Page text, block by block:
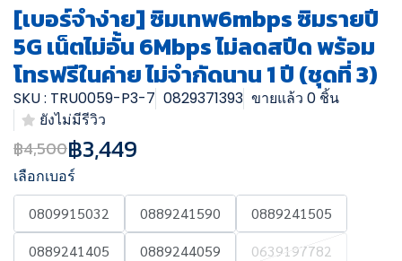
[เบอร์จำง่าย] ซิมเทพ6mbps ซิมรายปี
5G เน็ตไม่อั้น 6Mbps ไม่ลดสปีด พร้อม
โทรฟรีในค่าย ไม่จำกัดนาน 1 ปี (ชุดที่ 3)
SKU : TRU0059-P3-7 0829371393 ขายแล้ว 0 ชิ้น
ยังไม่มีรีวิว
฿4,500฿3,449
เลือกเบอร์
0809915032 0889241590
0889241505
0889241405
0889244059
0639197782